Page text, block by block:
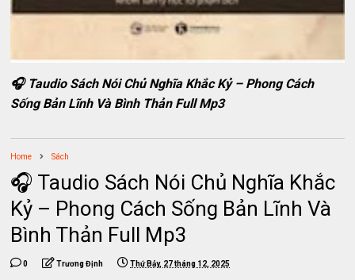
🎧 Taudio Sách Nói Chủ Nghĩa Khắc Kỷ – Phong Cách
Sống Bản Lĩnh Và Bình Thản Full Mp3
Home Sách
🎧 Taudio Sách Nói Chủ Nghĩa Khắc
Kỷ – Phong Cách Sống Bản Lĩnh Và
Bình Thản Full Mp3
0 Trương Định Thứ Bảy, 27 tháng 12, 2025